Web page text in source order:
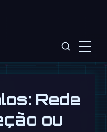
Rede
ou